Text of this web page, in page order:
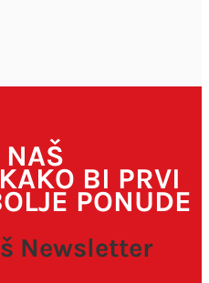
NAŠ
BI PRVI
PONUDE
Newsletter